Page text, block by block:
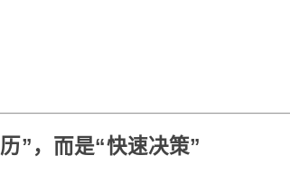
”，而是“快速决策”